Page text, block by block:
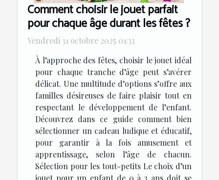
Comment choisir le jouet parfait
pour chaque âge durant les fêtes ?
Vendredi 31 octobre 2025 01:33
À l’approche des fêtes, choisir le jouet idéal
pour chaque tranche d’âge peut s’avérer
délicat. Une multitude d’options s’offre aux
familles désireuses de faire plaisir tout en
respectant le développement de l’enfant.
Découvrez dans ce guide comment bien
sélectionner un cadeau ludique et éducatif,
pour garantir à la fois amusement et
apprentissage, selon l’âge de chacun.
Sélection pour les tout-petits Le choix d’un
jouet pour un enfant de 0 à 3 ans doit se